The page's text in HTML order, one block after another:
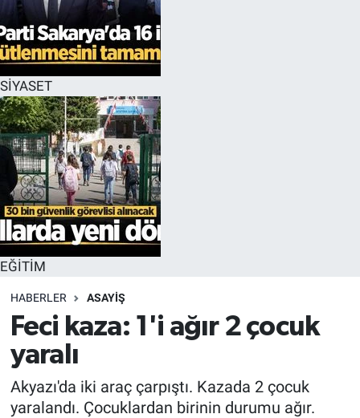
SİYASET
EĞİTİM
HABERLER ASAYİŞ
Feci kaza: 1'i ağır 2 çocuk
yaralı
Akyazı'da iki araç çarpıştı. Kazada 2 çocuk
yaralandı. Çocuklardan birinin durumu ağır.
EĞİTİM
ÖZEL HABER
HALK54 PANORAMA